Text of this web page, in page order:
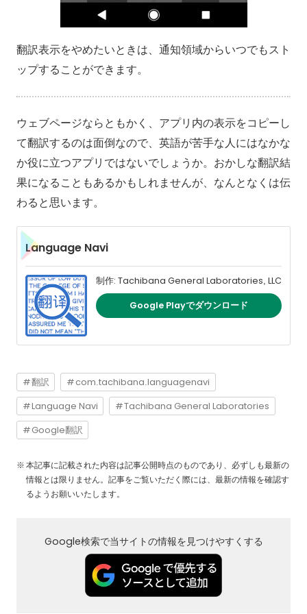
翻訳表示をやめたいときは、通知領域からいつでもスト
ップすることができます。
ウェブページならともかく、アプリ内の表示をコピーし
て翻訳するのは面倒なので、英語が苦手な人にはなかな
か役に立つアプリではないでしょうか。おかしな翻訳結
果になることもあるかもしれませんが、なんとなくは伝
わると思います。
Language Navi
制作: Tachibana General Laboratories, LLC
Google Playでダウンロード
翻訳 com.tachibana.languagenavi
Language Navi Tachibana General Laboratories
Google翻訳
本記事に記載された内容は記事公開時点のものであり、必ずしも最新の
情報とは限りません。記事をご覧いただく際には、最新の情報を確認す
るようお願いいたします。
Google検索で当サイトの情報を見つけやすくする